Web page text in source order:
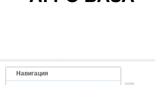
Навигация